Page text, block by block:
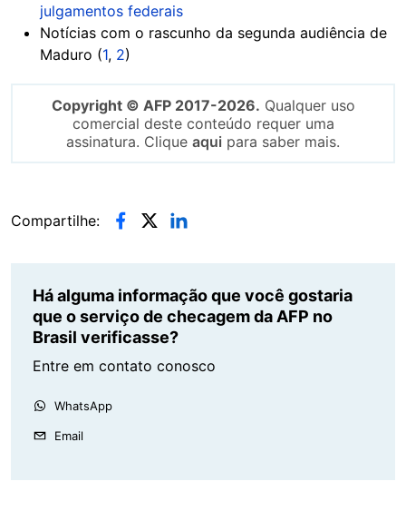
julgamentos federais
Notícias com o rascunho da segunda audiência de
Maduro (1, 2)
Copyright © AFP 2017-2026. Qualquer uso
comercial deste conteúdo requer uma
assinatura. Clique aqui para saber mais.
Compartilhe:
Há alguma informação que você gostaria
que o serviço de checagem da AFP no
Brasil verificasse?
Entre em contato conosco
WhatsApp
Email